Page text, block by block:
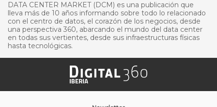
DATA CENTER MARKET (DCM) es una publicación que
lleva más de 10 años informando sobre todo lo relacionado
con el centro de datos, el corazón de los negocios, desde
una perspectiva 360, abarcando el mundo del data center
en todas sus vertientes, desde sus infraestructuras físicas
hasta tecnológicas.